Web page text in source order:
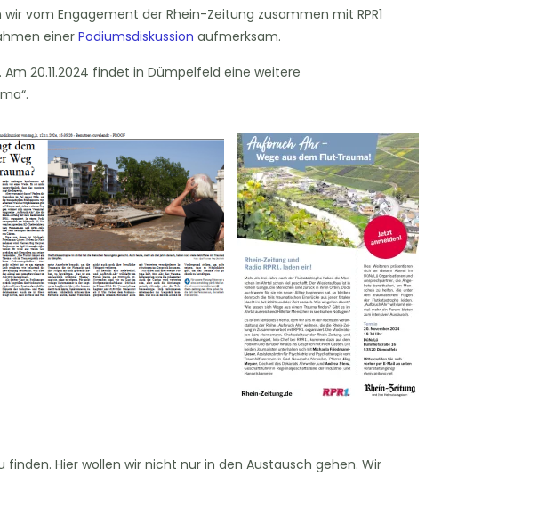
vom Engagement der Rhein-Zeitung zusammen mit RPR1
einerPodiumsdiskussion aufmerksam.
20.11.2024 findet in Dümpelfeld eine weitere
finden. Hier wollen wir nicht nur in den Austausch gehen. Wir